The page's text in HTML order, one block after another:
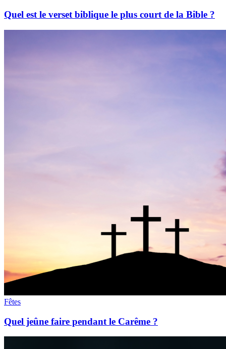
Quel est le verset biblique le plus court de la Bible ?
Fêtes
Quel jeûne faire pendant le Carême ?